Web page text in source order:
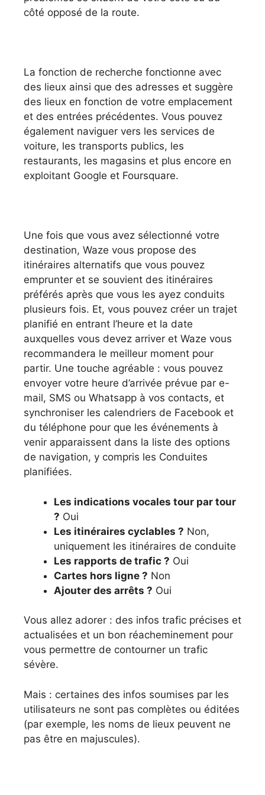
côté opposé de la route.
La fonction de recherche fonctionne avec
des lieux ainsi que des adresses et suggère
des lieux en fonction de votre emplacement
et des entrées précédentes. Vous pouvez
également naviguer vers les services de
voiture, les transports publics, les
restaurants, les magasins et plus encore en
exploitant Google et Foursquare.
Une fois que vous avez sélectionné votre
destination, Waze vous propose des
itinéraires alternatifs que vous pouvez
emprunter et se souvient des itinéraires
préférés après que vous les ayez conduits
plusieurs fois. Et, vous pouvez créer un trajet
planifié en entrant l’heure et la date
auxquelles vous devez arriver et Waze vous
recommandera le meilleur moment pour
partir. Une touche agréable : vous pouvez
envoyer votre heure d’arrivée prévue par e-
mail, SMS ou Whatsapp à vos contacts, et
synchroniser les calendriers de Facebook et
du téléphone pour que les événements à
venir apparaissent dans la liste des options
de navigation, y compris les Conduites
planifiées.
Les indications vocales tour par tour
? Oui
Les itinéraires cyclables ? Non,
uniquement les itinéraires de conduite
Les rapports de trafic ? Oui
Cartes hors ligne ? Non
Ajouter des arrêts ? Oui
Vous allez adorer : des infos trafic précises et
actualisées et un bon réacheminement pour
vous permettre de contourner un trafic
sévère.
Mais : certaines des infos soumises par les
utilisateurs ne sont pas complètes ou éditées
(par exemple, les noms de lieux peuvent ne
pas être en majuscules).